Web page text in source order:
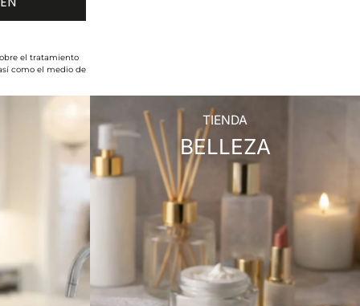
el tratamiento
como el medio de
TIENDA
BELLEZA